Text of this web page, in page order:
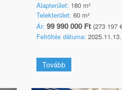
Alapterület: 180 m²
Telekterület: 60 m²
Ár: 99 990 000 Ft(273 197
Feltöltés dátuma: 2025.11.13.
Tovább